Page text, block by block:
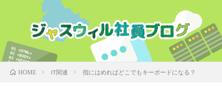
HOME IT関連 指にはめればどこでもキーボードになる？